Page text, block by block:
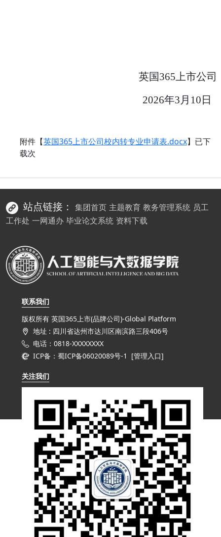
英国365上市公司
2026年3月 10 日
附件【英国365上市公司校内转专业申请表.docx】已下
载次
站点链接： 集团首页 主题教育 教务管理系统 员工
工作处 一网通办 毕业论文系统 资料下载
联系我们
版权所有 英国365上市(品牌公司)-Global Platform
地址 : 四川省达州市达川区南滨路三段406号
电话：0818-XXXXXXXX
ICP备：蜀ICP备06020089号-1 [管理入口]
关注我们